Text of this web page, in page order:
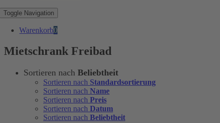
Toggle Navigation
Warenkorb0
Mietschrank Freibad
Sortieren nach Beliebtheit
Sortieren nach Standardsortierung
Sortieren nach Name
Sortieren nach Preis
Sortieren nach Datum
Sortieren nach Beliebtheit